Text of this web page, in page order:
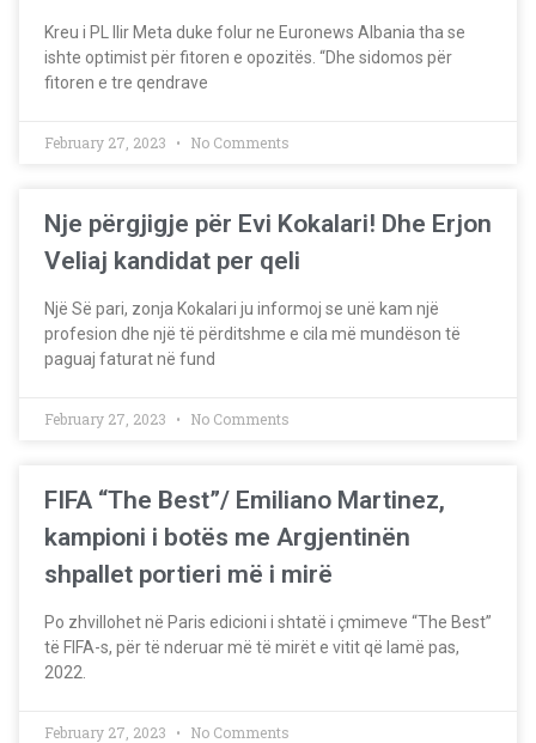
Kreu i PL Ilir Meta duke folur ne Euronews Albania tha se
ishte optimist për fitoren e opozitës. “Dhe sidomos për
fitoren e tre qendrave
February 27, 2023 No Comments
Nje përgjigje për Evi Kokalari! Dhe Erjon
Veliaj kandidat per qeli
Një Së pari, zonja Kokalari ju informoj se unë kam një
profesion dhe një të përditshme e cila më mundëson të
paguaj faturat në fund
February 27, 2023 No Comments
FIFA “The Best”/ Emiliano Martinez,
kampioni i botës me Argjentinën
shpallet portieri më i mirë
Po zhvillohet në Paris edicioni i shtatë i çmimeve “The Best”
të FIFA-s, për të nderuar më të mirët e vitit që lamë pas,
2022.
February 27, 2023 No Comments